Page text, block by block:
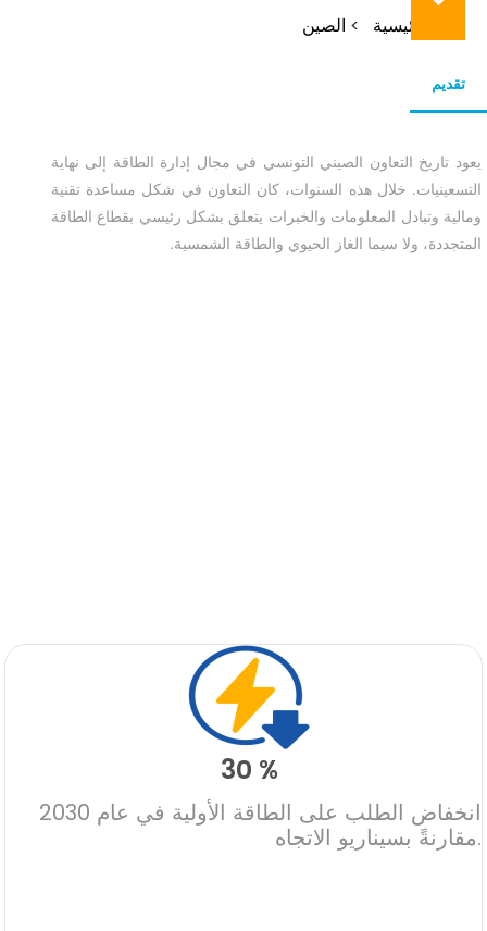
مسار
التنقل
الرئيسية الصين
تقديم
يعود تاريخ التعاون الصيني التونسي في مجال إدارة الطاقة إلى نهاية
التسعينيات. خلال هذه السنوات، كان التعاون في شكل مساعدة تقنية
ومالية وتبادل المعلومات والخبرات يتعلق بشكل رئيسي بقطاع الطاقة
المتجددة، ولا سيما الغاز الحيوي والطاقة الشمسية.
30 %
انخفاض الطلب على الطاقة الأولية في عام 2030
مقارنةً بسيناريو الاتجاه.